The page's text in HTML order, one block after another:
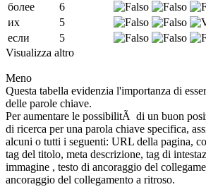
более
6
их
5
если
5
Visualizza altro
Meno
Questa tabella evidenzia l'importanza di
delle parole chiave.
Per aumentare le possibilitÃ di un buon
di ricerca per una parola chiave specifica,
alcuni o tutti i seguenti: URL della pagina,
tag del titolo, meta descrizione, tag di
immagine , testo di ancoraggio del
ancoraggio del collegamento a ritroso.